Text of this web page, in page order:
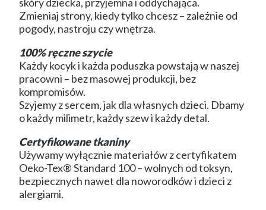
Zmieniaj strony, kiedy tylko chcesz – zależnie od
pogody, nastroju czy wnętrza.
100% ręczne szycie
Każdy kocyk i każda poduszka powstają w naszej
pracowni – bez masowej produkcji, bez
kompromisów.
Szyjemy z sercem, jak dla własnych dzieci. Dbamy
o każdy milimetr, każdy szew i każdy detal.
Certyfikowane tkaniny
Używamy wyłącznie materiałów z certyfikatem
Oeko-Tex® Standard 100 – wolnych od toksyn,
bezpiecznych nawet dla noworodków i dzieci z
alergiami.